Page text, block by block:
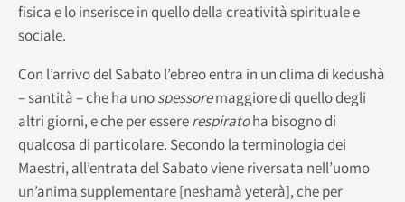
fisica e lo inserisce in quello della creatività spirituale e
sociale.
Con l’arrivo del Sabato l’ebreo entra in un clima di kedushà
– santità – che ha unospessoremaggiore di quello degli
altri giorni, e che per essererespiratoha bisogno di
qualcosa di particolare. Secondo la terminologia dei
Maestri, all’entrata del Sabato viene riversata nell’uomo
un’anima supplementare [neshamà yeterà], che per